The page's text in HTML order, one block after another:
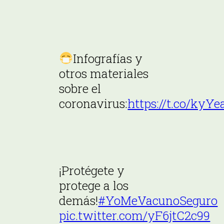
Infografías y
otros materiales
sobre el
coronavirus:https://t.co/
¡Protégete y
protege a los
demás!#YoMeVacunoSeguro
pic.twitter.com/yF6jtC2c99